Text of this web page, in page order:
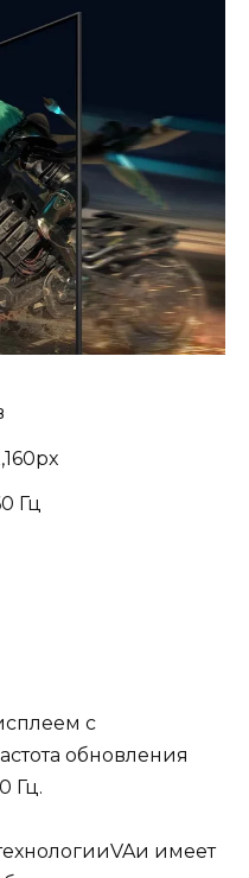
Гц
с
обновления
Гц.
имеет